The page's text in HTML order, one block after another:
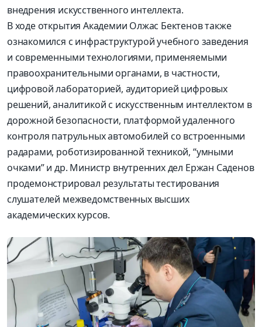
внедрения искусственного интеллекта.
В ходе открытия Академии Олжас Бектенов также
ознакомился с инфраструктурой учебного заведения
и современными технологиями, применяемыми
правоохранительными органами, в частности,
цифровой лабораторией, аудиторией цифровых
решений, аналитикой с искусственным интеллектом в
дорожной безопасности, платформой удаленного
контроля патрульных автомобилей со встроенными
радарами, роботизированной техникой, “умными
очками” и др. Министр внутренних дел Ержан Саденов
продемонстрировал результаты тестирования
слушателей межведомственных высших
академических курсов.